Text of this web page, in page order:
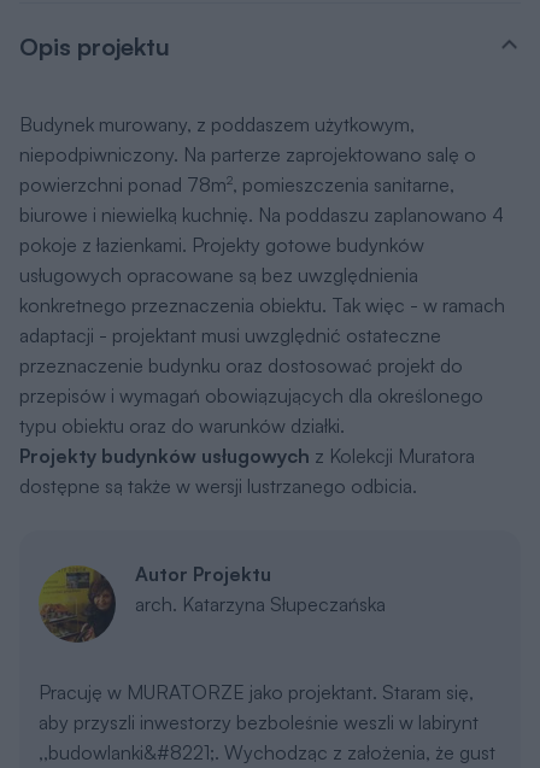
Opis projektu
Budynek murowany, z poddaszem użytkowym,
niepodpiwniczony. Na parterze zaprojektowano salę o
powierzchni ponad 78m2, pomieszczenia sanitarne,
biurowe i niewielką kuchnię. Na poddaszu zaplanowano 4
pokoje z łazienkami. Projekty gotowe budynków
usługowych opracowane są bez uwzględnienia
konkretnego przeznaczenia obiektu. Tak więc - w ramach
adaptacji - projektant musi uwzględnić ostateczne
przeznaczenie budynku oraz dostosować projekt do
przepisów i wymagań obowiązujących dla określonego
typu obiektu oraz do warunków działki.
Projekty budynków usługowych z Kolekcji Muratora
dostępne są także w wersji lustrzanego odbicia.
Autor Projektu
arch. Katarzyna Słupeczańska
Pracuję w MURATORZE jako projektant. Staram się,
aby przyszli inwestorzy bezboleśnie weszli w labirynt
,,budowlanki&#8221;. Wychodząc z założenia, że gust